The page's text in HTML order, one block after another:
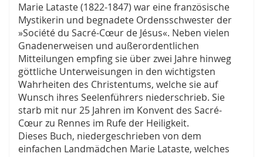
Marie Lataste (1822-1847) war eine französische
Mystikerin und begnadete Ordensschwester der
»Société du Sacré-Cœur de Jésus«. Neben vielen
Gnadenerweisen und außerordentlichen
Mitteilungen empfing sie über zwei Jahre hinweg
göttliche Unterweisungen in den wichtigsten
Wahrheiten des Christentums, welche sie auf
Wunsch ihres Seelenführers niederschrieb. Sie
starb mit nur 25 Jahren im Konvent des Sacré-
Cœur zu Rennes im Rufe der Heiligkeit.
Dieses Buch, niedergeschrieben von dem
einfachen Land­mädchen Marie Lataste, welches